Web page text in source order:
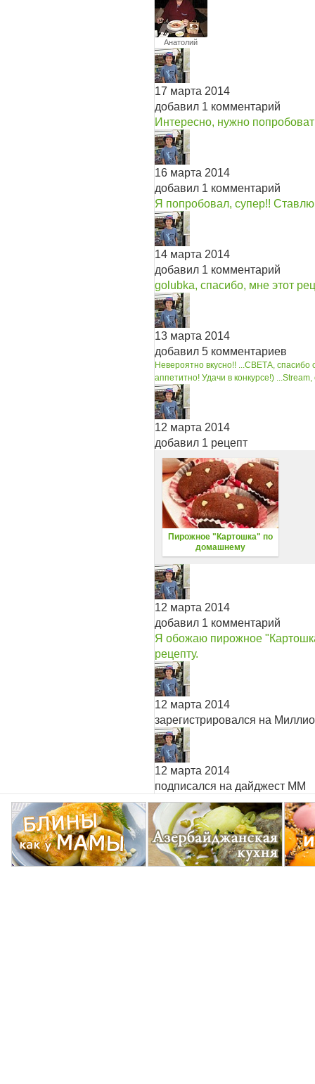
Анатолий
Палихов
17 марта 2014
добавил 1 комментарий
Интересно, нужно
16 марта 2014
добавил 1 комментарий
Я попробовал, супер!!
14 марта 2014
добавил 1 комментарий
golubka, спасибо, мне этот
13 марта 2014
добавил 5 комментариев
Невероятно вкусно!! ...СВЕТА, спасибо
аппетитно! Удачи в конкурсе!) ...Stream,
12 марта 2014
добавил 1 рецепт
Пирожное "Картошка" по
домашнему
12 марта 2014
добавил 1 комментарий
Я обожаю пирожное
рецепту.
12 марта 2014
зарегистрировался на
12 марта 2014
подписался на дайджест ММ